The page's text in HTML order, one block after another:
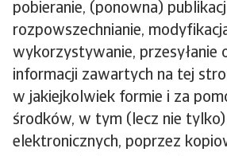
pobieranie, (ponowna)
rozpowszechnianie,
wykorzystywanie, przesyłanie
informacji zawartych na tej
w jakiejkolwiek formie i za
środków, w tym (lecz nie
elektronicznych, poprzez